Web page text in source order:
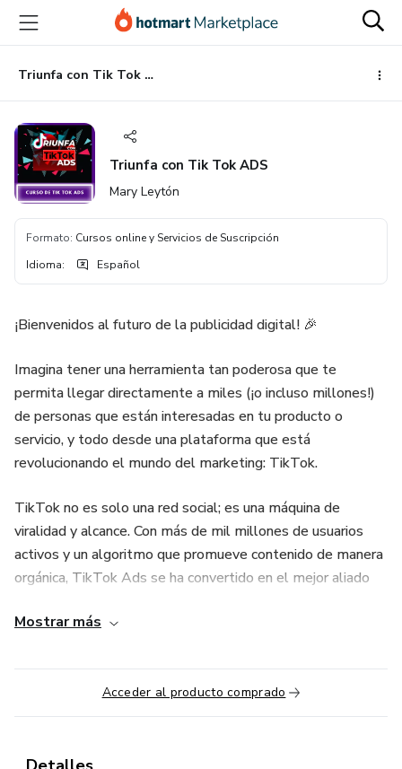
principal
página
de
página
Triunfa con Tik Tok ADS
Triunfa con Tik Tok ADS
Mary Leytón
Formato: Cursos online y Servicios de Suscripción
Idioma: Español
¡Bienvenidos al futuro de la publicidad digital! 🎉
Imagina tener una herramienta tan poderosa que te
permita llegar directamente a miles (¡o incluso millones!)
de personas que están interesadas en tu producto o
servicio, y todo desde una plataforma que está
revolucionando el mundo del marketing: TikTok.
TikTok no es solo una red social; es una máquina de
viralidad y alcance. Con más de mil millones de usuarios
activos y un algoritmo que promueve contenido de manera
orgánica, TikTok Ads se ha convertido en el mejor aliado
rápida y efectiva.
Este curso no es solo teoría. Vas a aprender cómo crear,
lanzar y optimizar tus anuncios en TikTok para atraer
clientes y lograr ventas todos los días. Desde el diseño de
estrategias de retargeting y la medición de resultados,
Mostrar más
Acceder al producto comprado